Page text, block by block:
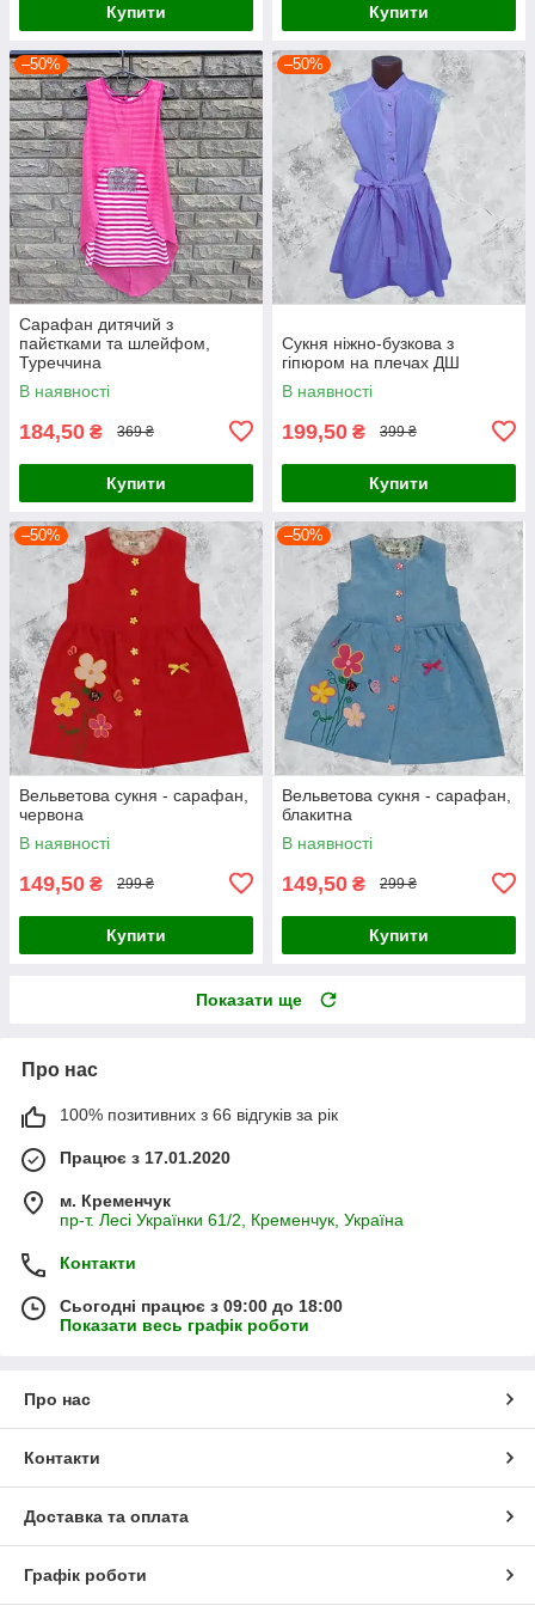
Купити Купити
–50%
Сарафан дитячий з
пайєтками та шлейфом,
Туреччина
В наявності
184,50 ₴ 369 ₴
Купити
–50%
Сукня ніжно-бузкова з
гіпюром на плечах ДШ
В наявності
199,50 ₴ 399 ₴
Купити
–50%
Вельветова сукня - сарафан,
червона
В наявності
149,50 ₴ 299 ₴
Купити
–50%
Вельветова сукня - сарафан,
блакитна
В наявності
149,50 ₴ 299 ₴
Купити
Показати ще
Про нас
100% позитивних з 66 відгуків за рік
Працює з 17.01.2020
м. Кременчук
пр-т. Лесі Українки 61/2, Кременчук, Україна
Контакти
Сьогодні працює з 09:00 до 18:00
Показати весь графік роботи
Про нас
Контакти
Доставка та оплата
Графік роботи